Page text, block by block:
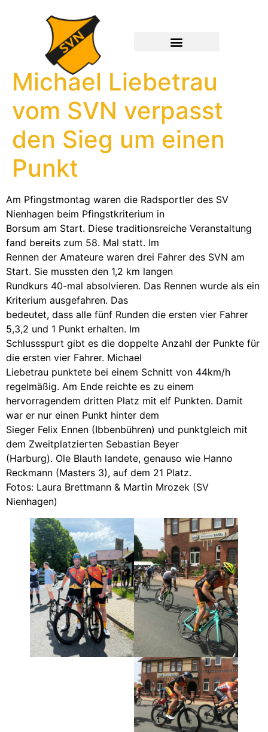
Michael Liebetrau
vom SVN verpasst
den Sieg um einen
Punkt
Am Pfingstmontag waren die Radsportler des SV
Nienhagen beim Pfingstkriterium in
Borsum am Start. Diese traditionsreiche Veranstaltung
fand bereits zum 58. Mal statt. Im
Rennen der Amateure waren drei Fahrer des SVN am
Start. Sie mussten den 1,2 km langen
Rundkurs 40-mal absolvieren. Das Rennen wurde als ein
Kriterium ausgefahren. Das
bedeutet, dass alle fünf Runden die ersten vier Fahrer
5,3,2 und 1 Punkt erhalten. Im
Schlussspurt gibt es die doppelte Anzahl der Punkte für
die ersten vier Fahrer. Michael
Liebetrau punktete bei einem Schnitt von 44km/h
regelmäßig. Am Ende reichte es zu einem
hervorragendem dritten Platz mit elf Punkten. Damit
war er nur einen Punkt hinter dem
Sieger Felix Ennen (Ibbenbühren) und punktgleich mit
dem Zweitplatzierten Sebastian Beyer
(Harburg). Ole Blauth landete, genauso wie Hanno
Reckmann (Masters 3), auf dem 21 Platz.
Fotos: Laura Brettmann & Martin Mrozek (SV
Nienhagen)